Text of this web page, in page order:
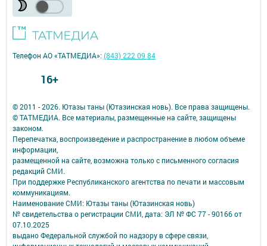
© 2011 - 2026. Ютазы таны (Ютазинская новь). Все права защищены.
© ТАТМЕДИА. Все материалы, размещенные на сайте, защищены
законом.
Перепечатка, воспроизведение и распространение в любом объеме
информации,
размещенной на сайте, возможна только с письменного согласия
редакций СМИ.
При поддержке Республиканского агентства по печати и массовым
коммуникациям.
Наименование СМИ: Ютазы таны (Ютазинская новь)
№ свидетельства о регистрации СМИ, дата: ЭЛ № ФС 77 - 90166 от
07.10.2025
выдано Федеральной службой по надзору в сфере связи,
Телефон АО «ТАТМЕДИА»:(843) 222 09 84
16+